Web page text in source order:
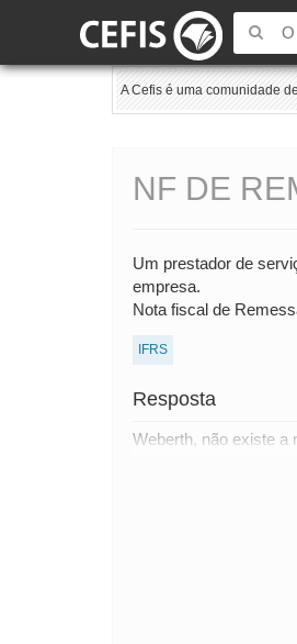
A Cefis é uma comunidade
NF DE
Um prestador de
empresa.
Nota fiscal de
IFRS
Resposta
Weberth, não existe a